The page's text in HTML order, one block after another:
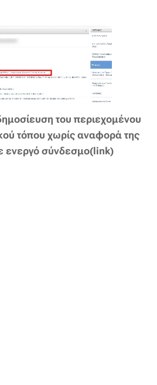
του περιεχομένου
τόπου χωρίς αναφορά της
ενεργόσύνδεσμο(link)